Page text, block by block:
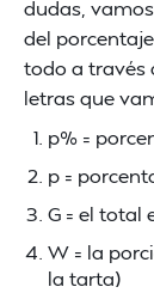
dudas,
del
todo a través
letras que
p% =
p =
G = el total
W = la
la tarta)